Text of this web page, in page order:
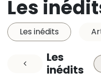
Les
Les inédits
Les
inédits